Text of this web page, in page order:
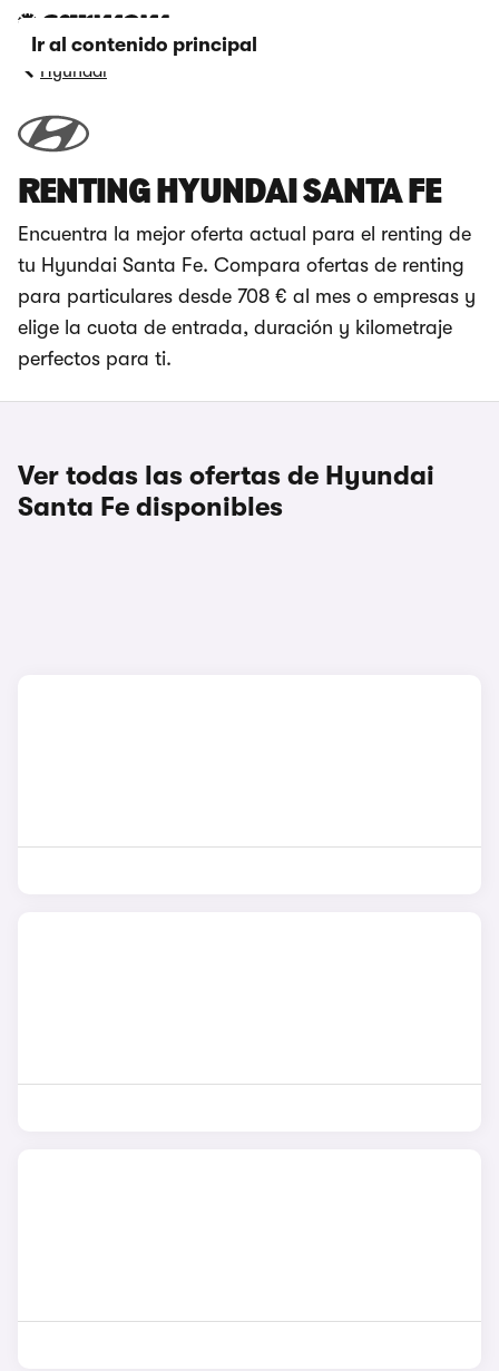
Ir al contenido principal
Hyundai
RENTING HYUNDAI SANTA FE
Encuentra la mejor oferta actual para el renting de
tu Hyundai Santa Fe. Compara ofertas de renting
para particulares desde 708 € al mes o empresas y
elige la cuota de entrada, duración y kilometraje
perfectos para ti.
Ver todas las ofertas de Hyundai
Santa Fe disponibles